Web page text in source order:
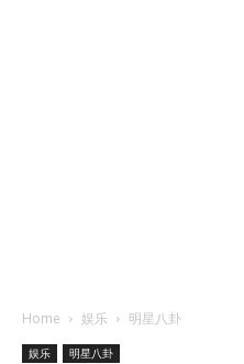
Home 娱乐 明星八卦
娱乐 明星八卦